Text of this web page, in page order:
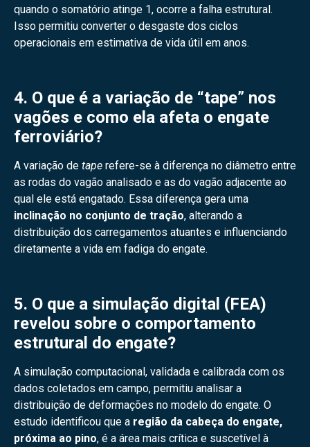
quando o somatório atinge 1, ocorre a falha estrutural.
Isso permitiu converter o desgaste dos ciclos
operacionais em estimativa de vida útil em anos.
4. O que é a variação de “tape” nos
vagões e como ela afeta o engate
ferroviário?
A variação de tape refere-se à diferença no diâmetro entre
as rodas do vagão analisado e as do vagão adjacente ao
qual ele está engatado. Essa diferença gera uma
inclinação no conjunto de tração, alterando a
distribuição dos carregamentos atuantes e influenciando
diretamente a vida em fadiga do engate.
5. O que a simulação digital (FEA)
revelou sobre o comportamento
estrutural do engate?
A simulação computacional, validada e calibrada com os
dados coletados em campo, permitiu analisar a
distribuição de deformações no modelo do engate. O
estudo identificou que a região da cabeça do engate,
próxima ao pino, é a área mais crítica e suscetível à